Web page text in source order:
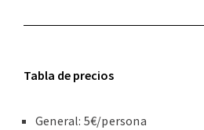
Tabla de precios
General: 5€/persona